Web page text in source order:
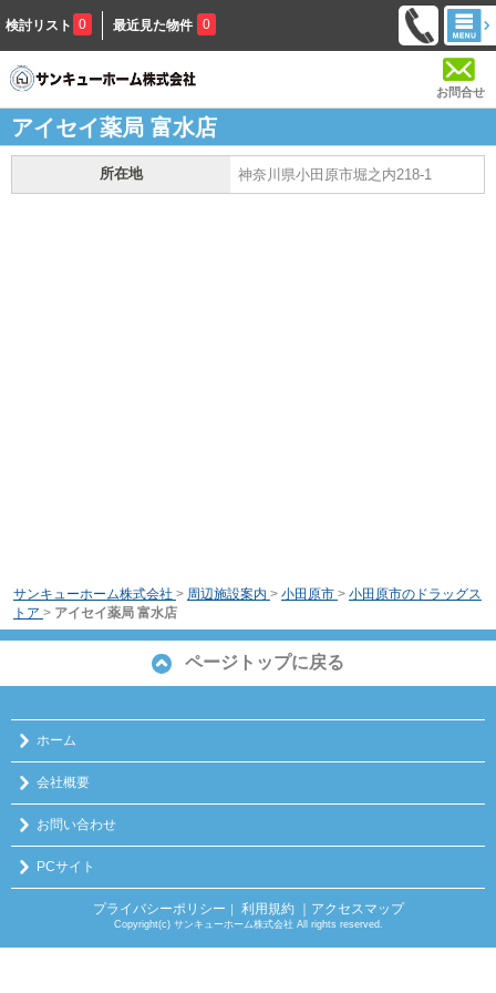
検討リスト 0 最近見た物件 0
お問合せ
アイセイ薬局 富水店
所在地 神奈川県小田原市堀之内218-1
サンキューホーム株式会社 > 周辺施設案内 > 小田原市 > 小田原市のドラッグス
トア > アイセイ薬局 富水店
ページトップに戻る
ホーム
会社概要
お問い合わせ
PCサイト
プライバシーポリシー ｜ 利用規約 ｜アクセスマップ
Copyright(c) サンキューホーム株式会社 All rights reserved.